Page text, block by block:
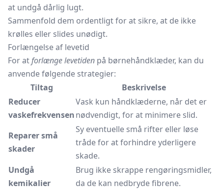
at undgå dårlig lugt.
Sammenfold dem ordentligt for at sikre, at de ikke
krølles eller slides unødigt.
Forlængelse af levetid
For atforlænge levetiden på børnehåndklæder, kan du
anvende følgende strategier:
Tiltag
Beskrivelse
Reducer
vaskefrekvensen
Vask kun håndklæderne, når det er
nødvendigt, for at minimere slid.
Reparer små
skader
Sy eventuelle små rifter eller løse
tråde for at forhindre yderligere
skade.
Undgå
kemikalier
Brug ikke skrappe rengøringsmidler,
da de kan nedbryde fibrene.